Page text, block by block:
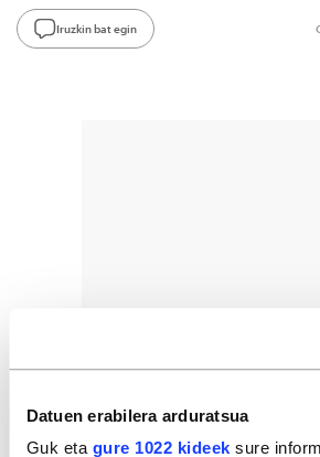
Datuen erabilera arduratsua
Guk eta gure 1022 kideek sure
Iruzkin bat egin